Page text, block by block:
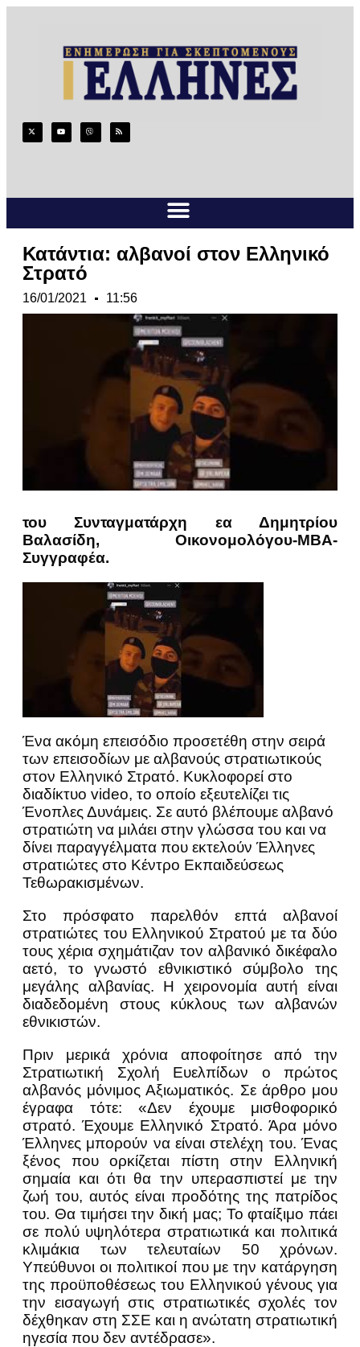
Κατάντια: αλβανοί στον Ελληνικό
Στρατό
16/01/2021 11:56
του Συνταγματάρχη εα Δημητρίου
Βαλασίδη, Οικονομολόγου-ΜΒΑ-
Συγγραφέα.
Ένα ακόμη επεισόδιο προσετέθη στην σειρά
των επεισοδίων με αλβανούς στρατιωτικούς
στον Ελληνικό Στρατό. Κυκλοφορεί στο
διαδίκτυο video, το οποίο εξευτελίζει τις
Ένοπλες Δυνάμεις. Σε αυτό βλέπουμε αλβανό
στρατιώτη να μιλάει στην γλώσσα του και να
δίνει παραγγέλματα που εκτελούν Έλληνες
στρατιώτες στο Κέντρο Εκπαιδεύσεως
Τεθωρακισμένων.
Στο πρόσφατο παρελθόν επτά αλβανοί
στρατιώτες του Ελληνικού Στρατού με τα δύο
τους χέρια σχημάτιζαν τον αλβανικό δικέφαλο
αετό, το γνωστό εθνικιστικό σύμβολο της
μεγάλης αλβανίας. Η χειρονομία αυτή είναι
διαδεδομένη στους κύκλους των αλβανών
εθνικιστών.
Πριν μερικά χρόνια αποφοίτησε από την
Στρατιωτική Σχολή Ευελπίδων ο πρώτος
αλβανός μόνιμος Αξιωματικός. Σε άρθρο μου
έγραφα τότε: «Δεν έχουμε μισθοφορικό
στρατό. Έχουμε Ελληνικό Στρατό. Άρα μόνο
Έλληνες μπορούν να είναι στελέχη του. Ένας
ξένος που ορκίζεται πίστη στην Ελληνική
σημαία και ότι θα την υπερασπιστεί με την
ζωή του, αυτός είναι προδότης της πατρίδος
του. Θα τιμήσει την δική μας; Το φταίξιμο πάει
σε πολύ υψηλότερα στρατιωτικά και πολιτικά
κλιμάκια των τελευταίων 50 χρόνων.
Υπεύθυνοι οι πολιτικοί που με την κατάργηση
της προϋποθέσεως του Ελληνικού γένους για
την εισαγωγή στις στρατιωτικές σχολές τον
δέχθηκαν στη ΣΣΕ και η ανώτατη στρατιωτική
ηγεσία που δεν αντέδρασε».